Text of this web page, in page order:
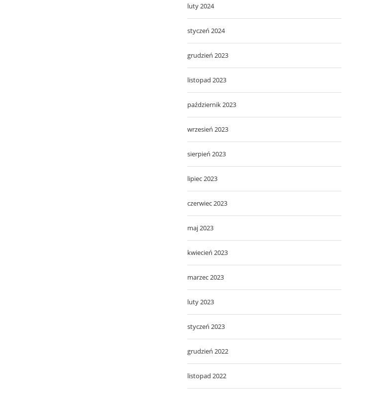
luty 2024
styczeń 2024
grudzień 2023
listopad 2023
październik 2023
wrzesień 2023
sierpień 2023
lipiec 2023
czerwiec 2023
maj 2023
kwiecień 2023
marzec 2023
luty 2023
styczeń 2023
grudzień 2022
listopad 2022